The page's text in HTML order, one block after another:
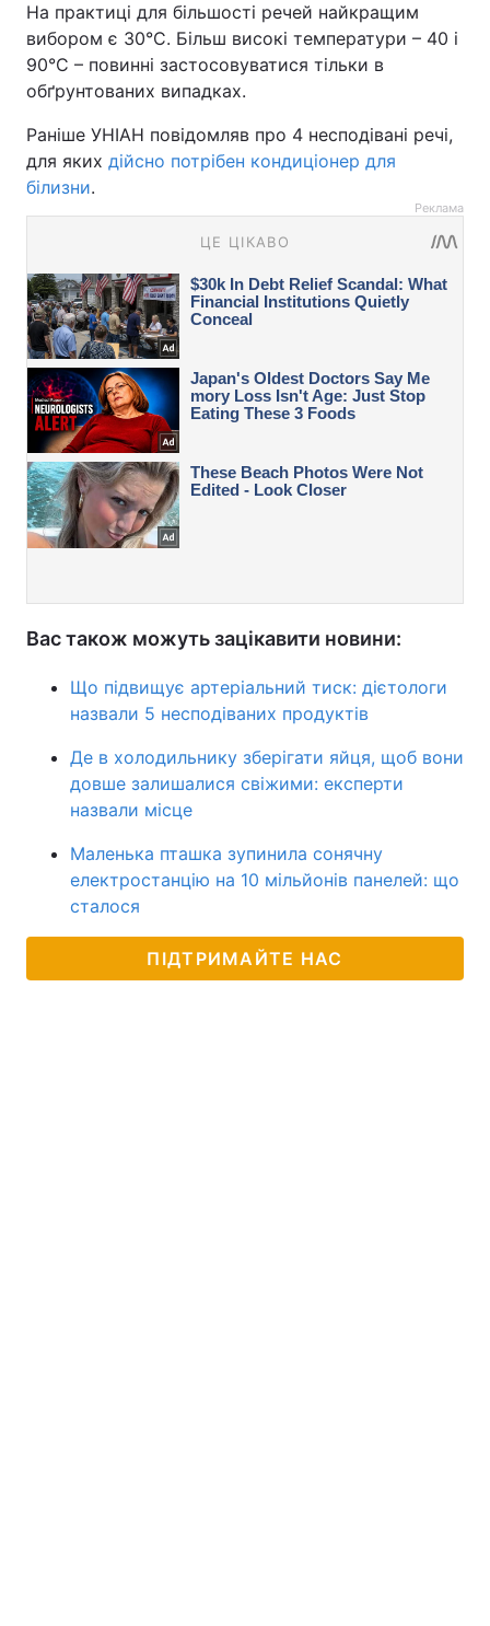
На практиці для більшості речей найкращим
вибором є 30°C. Більш високі температури – 40 і
90°C – повинні застосовуватися тільки в
обґрунтованих випадках.
Раніше УНІАН повідомляв про 4 несподівані речі,
для яких дійсно потрібен кондиціонер для
білизни.
Реклама
Вас також можуть зацікавити новини:
Що підвищує артеріальний тиск: дієтологи
назвали 5 несподіваних продуктів
Де в холодильнику зберігати яйця, щоб вони
довше залишалися свіжими: експерти
назвали місце
Маленька пташка зупинила сонячну
електростанцію на 10 мільйонів панелей: що
сталося
ПІДТРИМАЙТЕ НАС